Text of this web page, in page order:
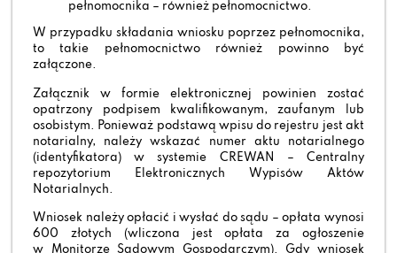
pełnomocnika – również pełnomocnictwo.
W przypadku składania wniosku poprzez pełnomocnika,
to takie pełnomocnictwo również powinno być
załączone.
Załącznik w formie elektronicznej powinien zostać
opatrzony podpisem kwalifikowanym, zaufanym lub
osobistym. Ponieważ podstawą wpisu do rejestru jest akt
notarialny, należy wskazać numer aktu notarialnego
(identyfikatora) w systemie CREWAN – Centralny
repozytorium Elektronicznych Wypisów Aktów
Notarialnych.
Wniosek należy opłacić i wysłać do sądu – opłata wynosi
600 złotych (wliczona jest opłata za ogłoszenie
w Monitorze Sądowym Gospodarczym). Gdy wniosek